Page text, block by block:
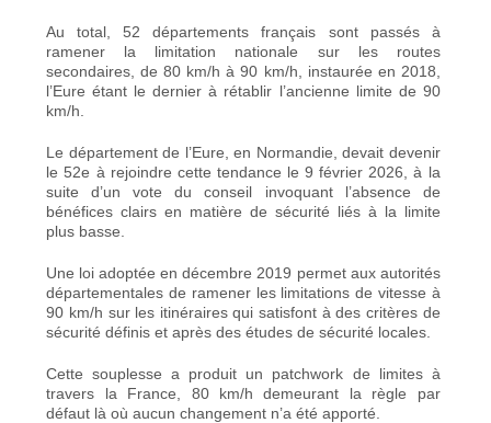
Au total, 52 départements français sont passés à
ramener la limitation nationale sur les routes
secondaires, de 80 km/h à 90 km/h, instaurée en 2018,
l’Eure étant le dernier à rétablir l’ancienne limite de 90
km/h.
Le département de l’Eure, en Normandie, devait devenir
le 52e à rejoindre cette tendance le 9 février 2026, à la
suite d’un vote du conseil invoquant l’absence de
bénéfices clairs en matière de sécurité liés à la limite
plus basse.
Une loi adoptée en décembre 2019 permet aux autorités
départementales de ramener les limitations de vitesse à
90 km/h sur les itinéraires qui satisfont à des critères de
sécurité définis et après des études de sécurité locales.
Cette souplesse a produit un patchwork de limites à
travers la France, 80 km/h demeurant la règle par
défaut là où aucun changement n’a été apporté.